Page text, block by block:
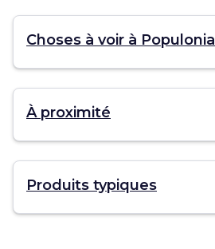
Choses à voir à Populonia
À proximité
Produits typiques